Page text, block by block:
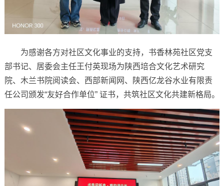
为感谢各方对社区文化事业的支持，书香林苑社区党支
部书记、居委会主任王付英现场为陕西培合文化艺术研究
院、木兰书院阅读会、西部新闻网、陕西亿龙谷水业有限责
任公司颁发“友好合作单位” 证书，共筑社区文化共建新格局。